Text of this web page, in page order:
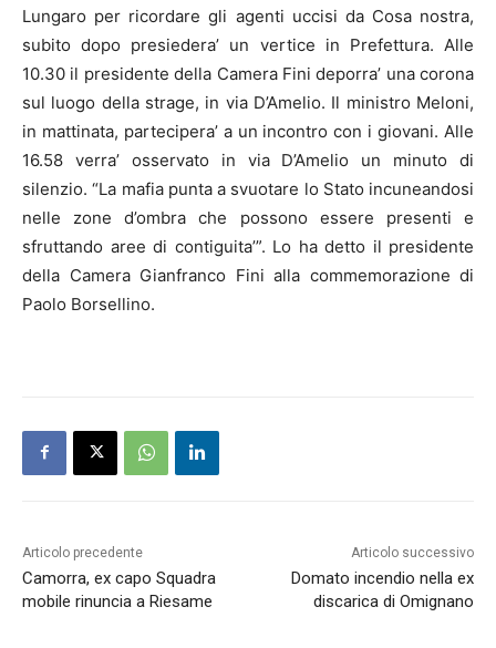
Lungaro per ricordare gli agenti uccisi da Cosa nostra,
subito dopo presiedera’ un vertice in Prefettura. Alle
10.30 il presidente della Camera Fini deporra’ una corona
sul luogo della strage, in via D’Amelio. Il ministro Meloni,
in mattinata, partecipera’ a un incontro con i giovani. Alle
16.58 verra’ osservato in via D’Amelio un minuto di
silenzio. “La mafia punta a svuotare lo Stato incuneandosi
nelle zone d’ombra che possono essere presenti e
sfruttando aree di contiguita’”. Lo ha detto il presidente
della Camera Gianfranco Fini alla commemorazione di
Paolo Borsellino.
Articolo precedente
Camorra, ex capo Squadra
mobile rinuncia a Riesame
Articolo successivo
Domato incendio nella ex
discarica di Omignano